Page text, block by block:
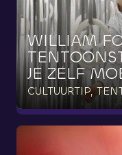
WILLIAM
JE ZELF
CULTUURTIP,